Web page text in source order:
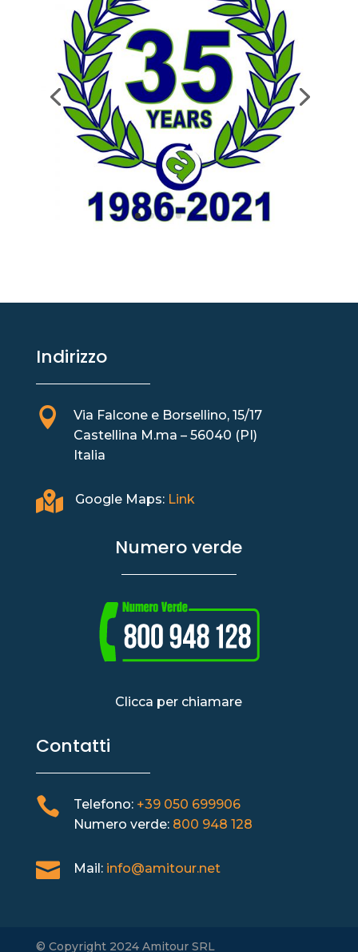
Indirizzo

Via Falcone e Borsellino, 15/17
Castellina M.ma – 56040 (PI)
Italia
 Google Maps: Link
Numero verde
Clicca per chiamare
Contatti
 Telefono: +39 050 699906
Numero verde: 800 948 128
 Mail: info@amitour.net
© Copyright 2024 Amitour SRL